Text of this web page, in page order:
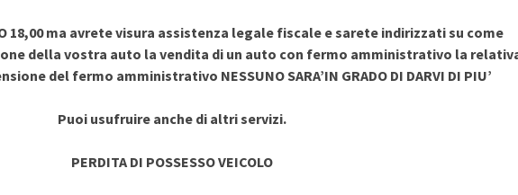
18,00 ma avrete visura assistenza legale fiscale e sarete indirizzati su come
della vostra auto la vendita di un auto con fermo amministrativo la
del fermo amministrativo NESSUNO SARA’IN GRADO DI DARVI DI PIU’
Puoi usufruire anche di altri servizi.
PERDITA DI POSSESSO VEICOLO